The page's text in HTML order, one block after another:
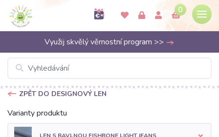
0
Využij skvělý věrnostní program >>
ZPĚT DO DESIGNOVÝ LEN
Varianty produktu